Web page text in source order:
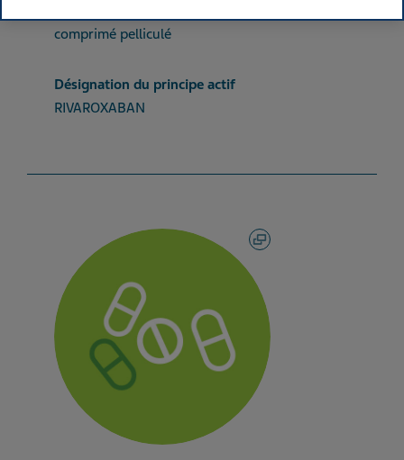
comprimé pelliculé
Désignation du principe actif
RIVAROXABAN